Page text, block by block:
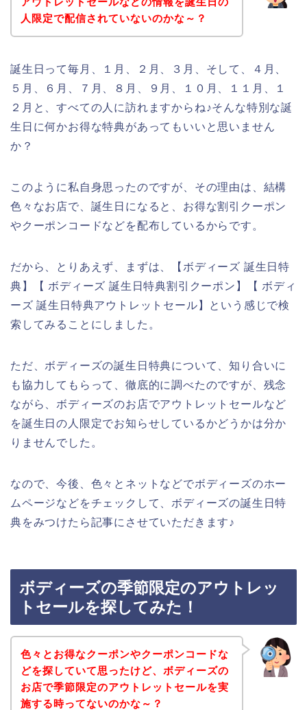
人限定で配信されていないのかな～？
誕生日って毎月、１月、２月、３月、そして、４月、
５月、６月、７月、８月、９月、１０月、１１月、１
２月と、すべての人に訪れますからね♪そんな特別な誕
生日に何かお得な特典があってもいいと思いません
か？
このように私自身思ったのですが、その理由は、結構
色々なお店で、誕生日になると、お得な割引クーポン
やクーポンコードなどを配布しているからです。
だから、とりあえず、まずは、【ボディーズ 誕生日特
典】【 ボディーズ 誕生日特典割引クーポン】【 ボディ
ーズ 誕生日特典アウトレットセール】という感じで検
索してみることにしました。
ただ、ボディーズの誕生日特典について、知り合いに
も協力してもらって、徹底的に調べたのですが、残念
ながら、ボディーズのお店でアウトレットセールなど
を誕生日の人限定でお知らせしているかどうかは分か
りませんでした。
なので、今後、色々とネットなどでボディーズのホー
ムページなどをチェックして、ボディーズの誕生日特
典をみつけたら記事にさせていただきます♪
ボディーズの季節限定のアウトレッ
トセールを探してみた！
色々とお得なクーポンやクーポンコードな
どを探していて思ったけど、ボディーズの
お店で季節限定のアウトレットセールを実
施する時ってないのかな～？